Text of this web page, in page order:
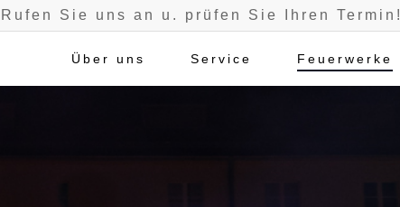
Rufen Sie uns an u. prüfen Sie Ihren Termin!
Über uns Service Feuerwerke